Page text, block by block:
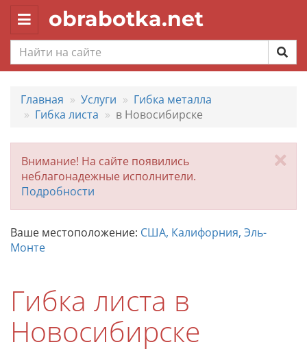
Toggle
navigation
obrabotka.net
Главная Услуги
Гибка металла
Гибка листа
в Новосибирске
Внимание! На сайте появились
неблагонадежные исполнители.
Подробности
Ваше местоположение: США, Калифорния, Эль-
Монте
Гибка листа в
Новосибирске